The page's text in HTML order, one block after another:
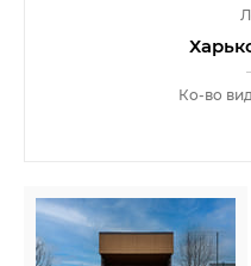
Ко-во